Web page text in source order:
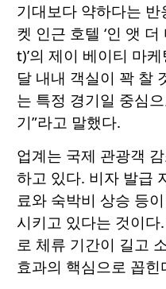
기대보다 약하다는
켓 인근 호텔 ‘인 앳
t)’의 제이 베이티 마
달 내내 객실이 꽉 찰
는 특정 경기일 중심
기”라고 말했다.
업계는 국제 관광객
하고 있다. 비자 발급
료와 숙박비 상승 등
시키고 있다는 것이
로 체류 기간이 길고
효과의 핵심으로 꼽힌